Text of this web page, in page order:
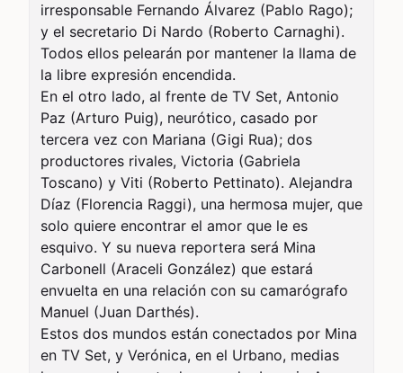
irresponsable Fernando Álvarez (Pablo Rago);
y el secretario Di Nardo (Roberto Carnaghi).
Todos ellos pelearán por mantener la llama de
la libre expresión encendida.
En el otro lado, al frente de TV Set, Antonio
Paz (Arturo Puig), neurótico, casado por
tercera vez con Mariana (Gigi Rua); dos
productores rivales, Victoria (Gabriela
Toscano) y Viti (Roberto Pettinato). Alejandra
Díaz (Florencia Raggi), una hermosa mujer, que
solo quiere encontrar el amor que le es
esquivo. Y su nueva reportera será Mina
Carbonell (Araceli González) que estará
envuelta en una relación con su camarógrafo
Manuel (Juan Darthés).
Estos dos mundos están conectados por Mina
en TV Set, y Verónica, en el Urbano, medias